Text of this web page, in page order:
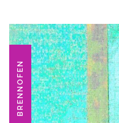
BRENNOFEN